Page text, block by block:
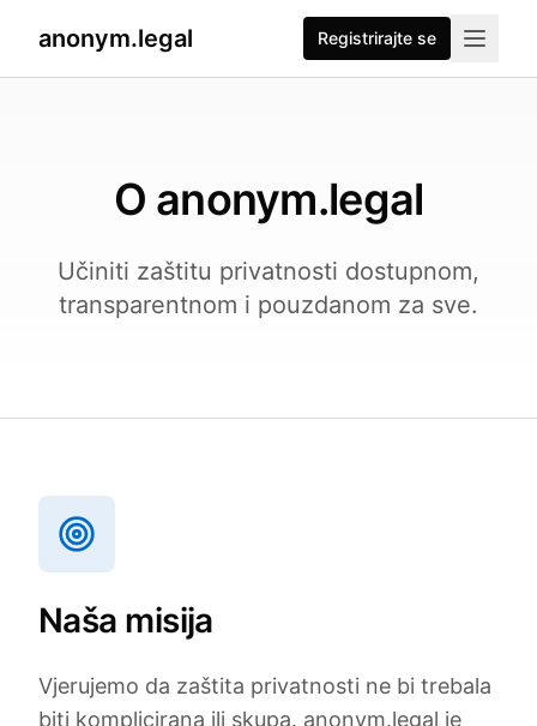
anonym.legal Registrirajte se
O anonym.legal
Učiniti zaštitu privatnosti dostupnom,
transparentnom i pouzdanom za sve.
Naša misija
Vjerujemo da zaštita privatnosti ne bi trebala
biti komplicirana ili skupa. anonym.legal je